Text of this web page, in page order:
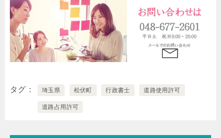
タグ 埼玉県 松伏町 行政書士 道路使用許可
道路占用許可